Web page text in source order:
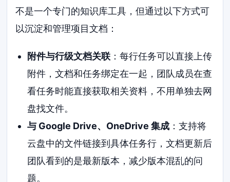
不是一个专门的知识库工具，但通过以下方式可
以沉淀和管理项目文档：
附件与行级文档关联：每行任务可以直接上传
附件，文档和任务绑定在一起，团队成员在查
看任务时能直接获取相关资料，不用单独去网
盘找文件。
与 Google Drive、OneDrive 集成：支持将
云盘中的文件链接到具体任务行，文档更新后
团队看到的是最新版本，减少版本混乱的问
题。